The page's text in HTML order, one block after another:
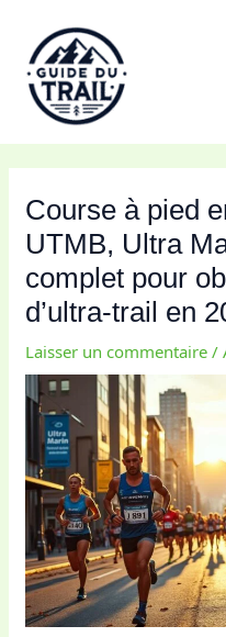
contenu
Course à pied
UTMB, Ultra
complet pour
d’ultra-trail en
Laisser un commentaire /